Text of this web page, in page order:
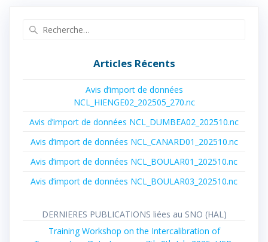
Articles Récents
Avis d’import de données
NCL_HIENGE02_202505_270.nc
Avis d’import de données NCL_DUMBEA02_202510.nc
Avis d’import de données NCL_CANARD01_202510.nc
Avis d’import de données NCL_BOULAR01_202510.nc
Avis d’import de données NCL_BOULAR03_202510.nc
DERNIERES PUBLICATIONS liées au SNO (HAL)
Training Workshop on the Intercalibration of